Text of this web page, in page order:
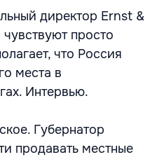
директор Ernst &
просто
что Россия
места в
Интервью.
Губернатор
продавать местные